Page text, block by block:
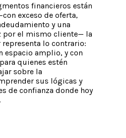
financieros están
exceso de oferta,
y una
por el mismo cliente— la
lo contrario:
espacio amplio, y con
quienes estén
sobre la
sus lógicas y
de confianza donde hoy